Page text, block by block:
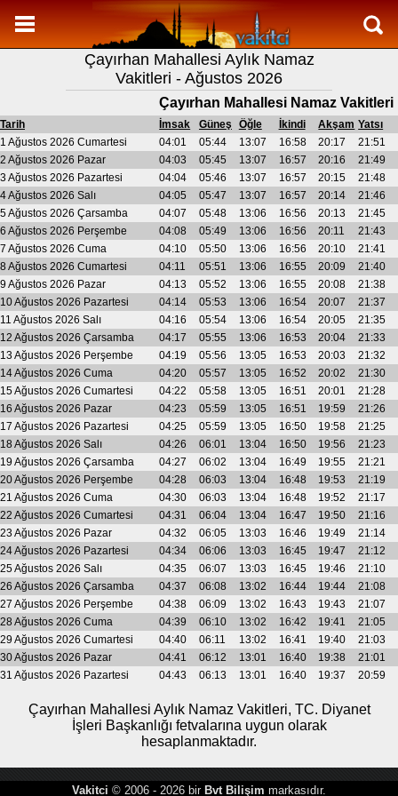
Namaz Vakitleri
Çayırhan Mahallesi Aylık Namaz Vakitleri
Çayırhan Mahallesi Ramazan imsakiyesi
Namaz Nasıl Kılınır?
Bilgi
İletişim
Çayırhan Mahallesi Aylık Namaz
Vakitleri - Ağustos 2026
Çayırhan Mahallesi Namaz Vakitleri
Tarih İmsak Güneş Öğle İkindi Akşam Yatsı
1 Ağustos 2026 Cumartesi
04:01 05:44 13:07 16:58 20:17
21:51
2 Ağustos 2026 Pazar
04:03 05:45 13:07 16:57 20:16
21:49
3 Ağustos 2026 Pazartesi
04:04 05:46 13:07 16:57 20:15
21:48
4 Ağustos 2026 Salı
04:05 05:47 13:07 16:57 20:14
21:46
5 Ağustos 2026 Çarsamba
04:07 05:48 13:06 16:56 20:13
21:45
6 Ağustos 2026 Perşembe
04:08 05:49 13:06 16:56 20:11
21:43
7 Ağustos 2026 Cuma
04:10 05:50 13:06 16:56 20:10
21:41
8 Ağustos 2026 Cumartesi
04:11 05:51 13:06 16:55 20:09
21:40
9 Ağustos 2026 Pazar
04:13 05:52 13:06 16:55 20:08
21:38
10 Ağustos 2026 Pazartesi
04:14 05:53 13:06 16:54 20:07
21:37
11 Ağustos 2026 Salı
04:16 05:54 13:06 16:54 20:05
21:35
12 Ağustos 2026 Çarsamba
04:17 05:55 13:06 16:53 20:04
21:33
13 Ağustos 2026 Perşembe
04:19 05:56 13:05 16:53 20:03
21:32
14 Ağustos 2026 Cuma
04:20 05:57 13:05 16:52 20:02
21:30
15 Ağustos 2026 Cumartesi
04:22 05:58 13:05 16:51 20:01
21:28
16 Ağustos 2026 Pazar
04:23 05:59 13:05 16:51 19:59
21:26
17 Ağustos 2026 Pazartesi
04:25 05:59 13:05 16:50 19:58
21:25
18 Ağustos 2026 Salı
04:26 06:01 13:04 16:50 19:56
21:23
19 Ağustos 2026 Çarsamba
04:27 06:02 13:04 16:49 19:55
21:21
20 Ağustos 2026 Perşembe
04:28 06:03 13:04 16:48 19:53
21:19
21 Ağustos 2026 Cuma
04:30 06:03 13:04 16:48 19:52
21:17
22 Ağustos 2026 Cumartesi
04:31 06:04 13:04 16:47 19:50
21:16
23 Ağustos 2026 Pazar
04:32 06:05 13:03 16:46 19:49
21:14
24 Ağustos 2026 Pazartesi
04:34 06:06 13:03 16:45 19:47
21:12
25 Ağustos 2026 Salı
04:35 06:07 13:03 16:45 19:46
21:10
26 Ağustos 2026 Çarsamba
04:37 06:08 13:02 16:44 19:44
21:08
27 Ağustos 2026 Perşembe
04:38 06:09 13:02 16:43 19:43
21:07
28 Ağustos 2026 Cuma
04:39 06:10 13:02 16:42 19:41
21:05
29 Ağustos 2026 Cumartesi
04:40 06:11 13:02 16:41 19:40
21:03
30 Ağustos 2026 Pazar
04:41 06:12 13:01 16:40 19:38
21:01
31 Ağustos 2026 Pazartesi
04:43 06:13 13:01 16:40 19:37 20:59
Çayırhan Mahallesi Aylık Namaz Vakitleri, TC. Diyanet
İşleri Başkanlığı fetvalarına uygun olarak
hesaplanmaktadır.
Vakitci © 2006 - 2026 bir Bvt Bilişim markasıdır.